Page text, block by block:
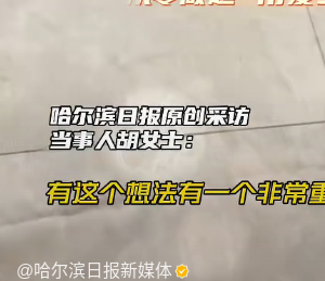
@哈尔滨日报新媒体